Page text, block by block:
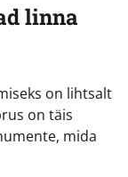
linna
on lihtsalt
on täis
mida